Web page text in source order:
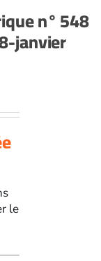
n° 548
janvier
le